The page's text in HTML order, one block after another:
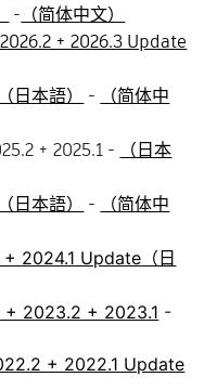
- （简体中文）
+ 2026.3 Update
（日本語） -
（简体中
+ 2025.1 -
（日本
（日本語） -
（简体中
2024.1 Update （日
2023.2 + 2023.1 -
+ 2022.1 Update